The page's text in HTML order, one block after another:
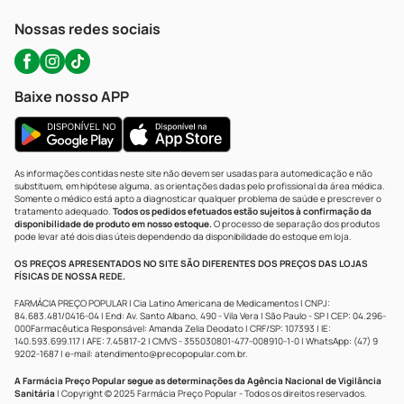
Nossas redes sociais
Baixe nosso APP
As informações contidas neste site não devem ser usadas para automedicação e não
substituem, em hipótese alguma, as orientações dadas pelo profissional da área médica.
Somente o médico está apto a diagnosticar qualquer problema de saúde e prescrever o
tratamento adequado. Todos os pedidos efetuados estão sujeitos à confirmação da
disponibilidade de produto em nosso estoque.O processo de separação dos produtos
pode levar até dois dias úteis dependendo da disponibilidade do estoque em loja.
OS PREÇOS APRESENTADOS NO SITE SÃO DIFERENTES DOS PREÇOS DAS LOJAS
FÍSICAS DE NOSSA REDE.
FARMÁCIA PREÇO POPULAR | Cia Latino Americana de Medicamentos | CNPJ:
84.683.481/0416-04 | End: Av. Santo Albano, 490 - Vila Vera | São Paulo - SP | CEP: 04.296-
000Farmacêutica Responsável: Amanda Zelia Deodato | CRF/SP: 107393 | IE:
140.593.699.117 | AFE: 7.45817-2 | CMVS - 355030801-477-008910-1-0 | WhatsApp: (47) 9
9202-1687 | e-mail: atendimento@precopopular.com.br.
A Farmácia Preço Popular segue as determinações da Agência Nacional de Vigilância
Sanitária | Copyright © 2025 Farmácia Preço Popular - Todos os direitos reservados.